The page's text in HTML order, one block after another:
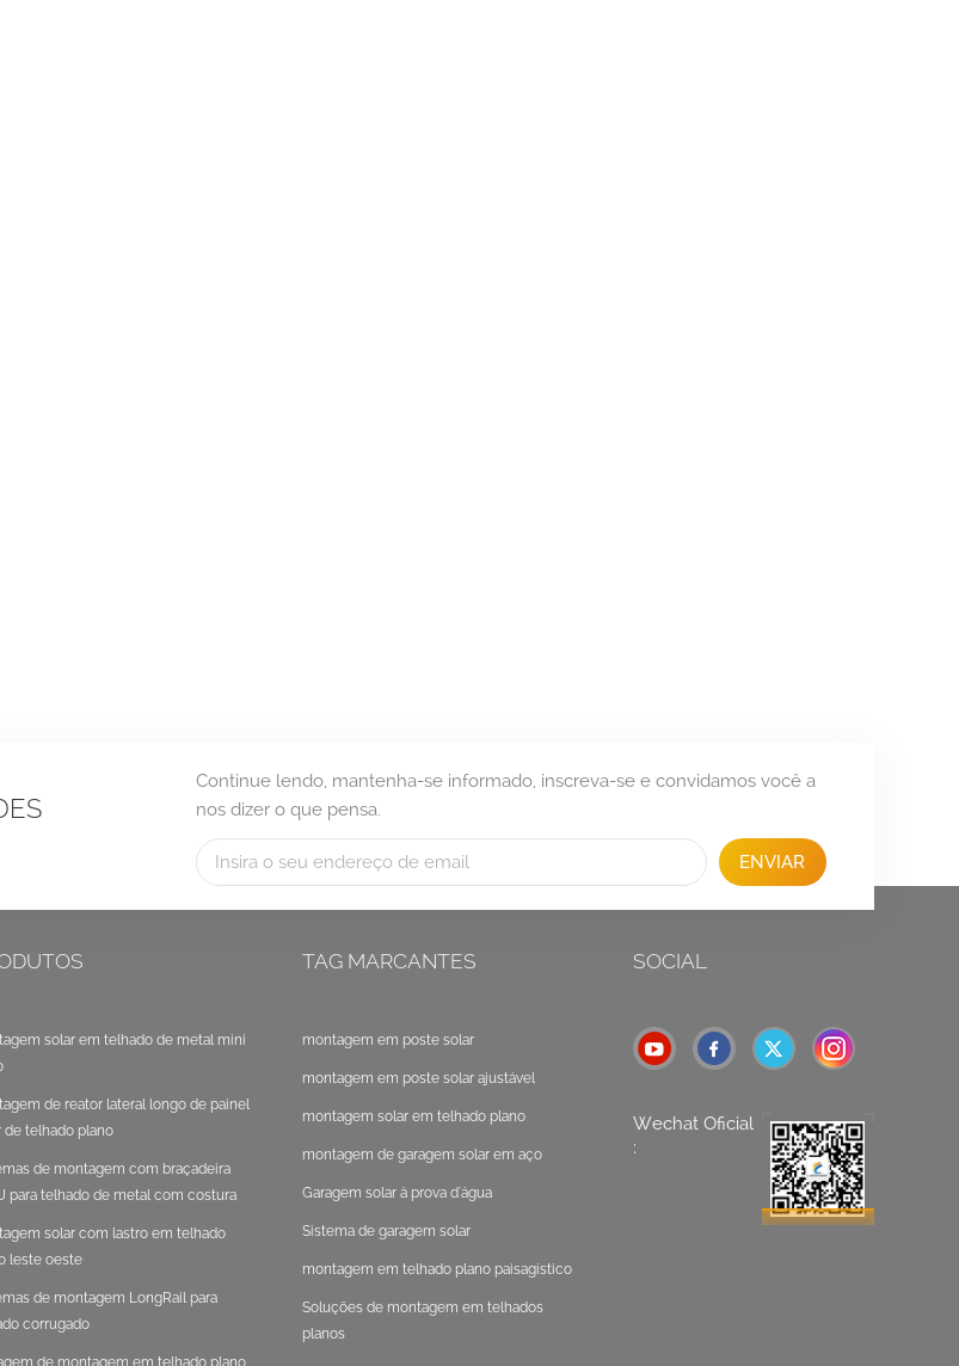
Continue lendo, mantenha-se informado, inscreva-se e convidamos você a
nos dizer o que pensa.
ENVIAR
solar em telhado de metal mini
de reator lateral longo de painel
de telhado plano
de montagem com braçadeira
para telhado de metal com costura
solar com lastro em telhado
leste oeste
de montagem LongRail para
corrugado
TAG MARCANTES
montagem em poste solar
montagem em poste solar ajustável
montagem solar em telhado plano
montagem de garagem solar em aço
Garagem solar à prova d'água
Sistema de garagem solar
montagem em telhado plano paisagístico
Soluções de montagem em telhados
planos
SOCIAL
Wechat Oficial
: